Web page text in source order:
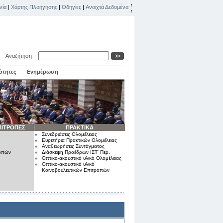
| Χάρτης Πλοήγησης | Οδηγίες | Ανοιχτά Δεδομένα
Αναζήτηση
Ενημέρωση
ΠΡΑΚΤΙΚΑ
Συνεδριάσεις Ολομέλειας
Ευρετήρια Πρακτικών Ολομέλειας
Αναθεωρήσεις Συντάγματος
Διάσκεψη Προέδρων ΙΣΤ' Περ.
Οπτικο-ακουστικό υλικό Ολομέλειας
Οπτικο-ακουστικό υλικό
Κοινοβουλευτικών Επιτροπών